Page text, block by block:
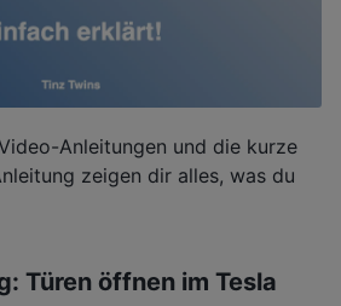
Anleitungen und die kurze
zeigen dir alles, was du
Türen öffnen im Tesla